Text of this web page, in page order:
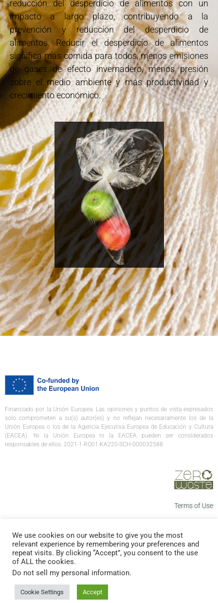
reducción del desperdicio de alimentos con un
impacto a largo plazo, contribuyendo a la
prevención y reducción del desperdicio de
alimentos. Reducir el desperdicio de alimentos
significa más comida para todos, menos emisiones
de gases de efecto invernadero, menos presión
sobre el medio ambiente y más productividad y
crecimiento económico.
Financiado por la Unión Europea. Las opiniones y puntos de vista expresados
solo comprometen a su(s) autor(es) y no reflejan necesariamente los de la
Unión Europea o los de la Agencia Ejecutiva Europea de Educación y Cultura
(EACEA). Ni la Unión Europea ni la EACEA pueden ser considerados
responsables de ellos. 2021-1-RO01-KA220-SCH-000032588
Terms of Use
Copyright © 2022 Zero Waste. All Rights Reserved.
We use cookies on our website to give you the most
relevant experience by remembering your preferences and
repeat visits. By clicking “Accept”, you consent to the use
of ALL the cookies.
Do not sell my personal information.
Cookie Settings Accept